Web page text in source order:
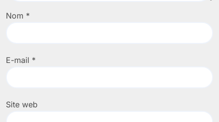
Nom *
E-mail *
Site web